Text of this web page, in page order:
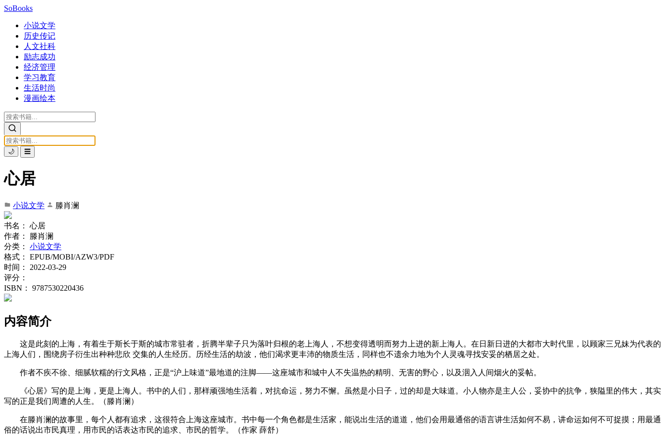
SoBooks
小说文学
历史传记
人文社科
励志成功
经济管理
学习教育
生活时尚
漫画绘本
🌙 ☰
心居
小说文学 滕肖澜
书名：
心居
作者：
滕肖澜
分类：
小说文学
格式：
EPUB/MOBI/AZW3/PDF
时间：
2022-03-29
评分：
ISBN：
9787530220436
内容简介
这是此刻的上海，有着生于斯长于斯的城市常驻者，折腾半辈子只为落叶归根的老上海人，不想变得透明而努力上进的新上海人。在日新日进的大都市大时代里，以顾家三兄妹为代表的
上海人们，围绕房子衍生出种种悲欣 交集的人生经历。历经生活的劫波，他们渴求更丰沛的物质生活，同样也不遗余力地为个人灵魂寻找安妥的栖居之处。
作者不疾不徐、细腻软糯的行文风格，正是“沪上味道”最地道的注脚——这座城市和城中人不失温热的精明、无害的野心，以及洇入人间烟火的妥帖。
《心居》写的是上海，更是上海人。书中的人们，那样顽强地生活着，对抗命运，努力不懈。虽然是小日子，过的却是大味道。小人物亦是主人公，妥协中的抗争，狭隘里的伟大，其实
写的正是我们周遭的人生。（滕肖澜）
在滕肖澜的故事里，每个人都有追求，这很符合上海这座城市。书中每一个角色都是生活家，能说出生活的道道，他们会用最通俗的语言讲生活如何不易，讲命运如何不可捉摸；用最通
俗的话说出市民真理，用市民的话表达市民的追求、市民的哲学。（作家 薛舒）